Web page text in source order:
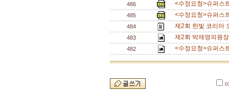
486 <수정요청>슈퍼스
485 <수정요청>슈퍼스
484 제2회 한빛 코리아
483 제2회 박재영의원
482 <수정요청>슈퍼스